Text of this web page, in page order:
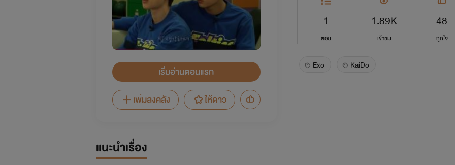
เริ่มอ่านตอนแรก
เพิ่มลงคลัง
ให้ดาว
1
ตอน
1.89K
เข้าชม
48
ถูกใจ
Exo KaiDo
แนะนำเรื่อง